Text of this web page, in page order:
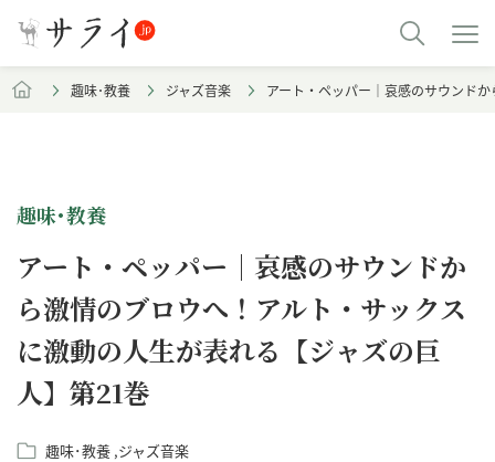
趣味･教養 ジャズ音楽 アート・ペッパー｜哀感のサウンド
趣味･教養
アート・ペッパー｜哀感のサウンドか
ら激情のブロウへ！アルト・サックス
に激動の人生が表れる【ジャズの巨
人】第21巻
趣味･教養 ジャズ音楽